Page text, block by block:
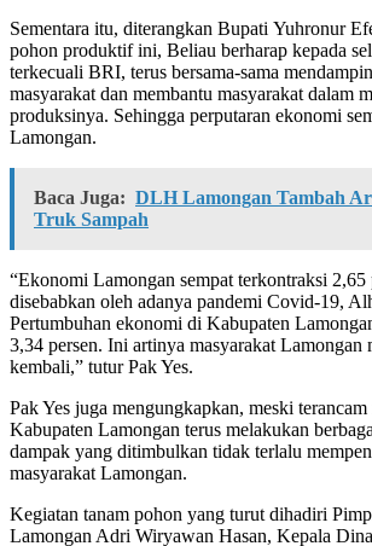
Sementara itu, diterangkan Bupati Yuhronur
pohon produktif ini, Beliau berharap kepada
terkecuali BRI, terus bersama-sama
masyarakat dan membantu masyarakat dalam
produksinya. Sehingga perputaran ekonomi
Lamongan.
Baca Juga: DLH Lamongan Tambah
Truk Sampah
“Ekonomi Lamongan sempat terkontraksi 2,65
disebabkan oleh adanya pandemi Covid-19,
Pertumbuhan ekonomi di Kabupaten
3,34 persen. Ini artinya masyarakat
kembali,” tutur Pak Yes.
Pak Yes juga mengungkapkan, meski
Kabupaten Lamongan terus melakukan
dampak yang ditimbulkan tidak terlalu
masyarakat Lamongan.
Kegiatan tanam pohon yang turut dihadiri
Lamongan Adri Wiryawan Hasan, Kepala